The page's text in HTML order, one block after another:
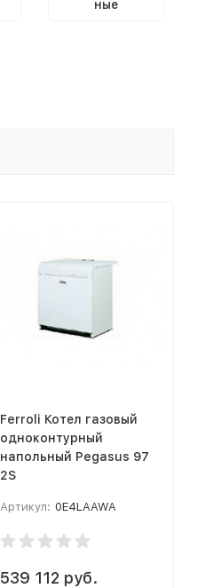
ные
Ferroli Котел газовый
одноконтурный
напольный Pegasus 97
2S
Артикул: 0E4LAAWA
539 112 руб.